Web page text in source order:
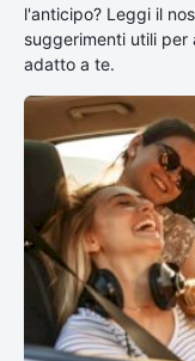
l'anticipo? Leggi il
suggerimenti utili
adatto a te.